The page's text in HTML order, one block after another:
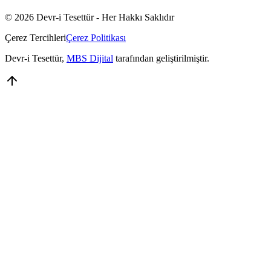
© 2026 Devr-i Tesettür - Her Hakkı Saklıdır
Çerez TercihleriÇerez Politikası
Devr-i Tesettür, MBS Dijital tarafından geliştirilmiştir.